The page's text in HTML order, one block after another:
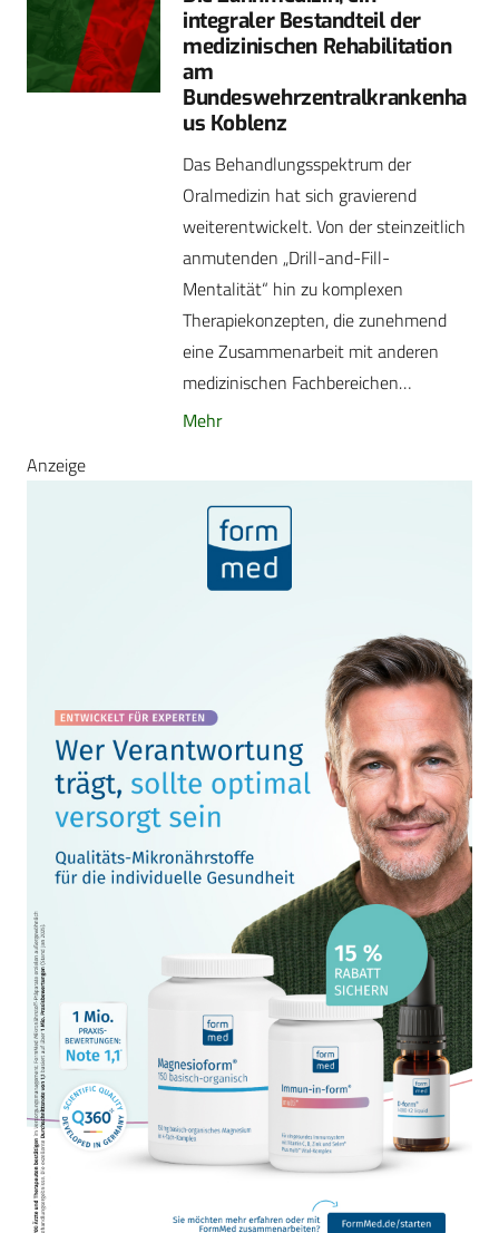
integraler Bestandteil der
medizinischen Rehabilitation
am
Bundeswehrzentralkrankenha
us Koblenz
Das Behandlungsspektrum der
Oralmedizin hat sich gravierend
weiterentwickelt. Von der steinzeitlich
anmutenden „Drill-and-Fill-
Mentalität“ hin zu komplexen
Therapiekonzepten, die zunehmend
eine Zusammenarbeit mit anderen
medizinischen Fachbereichen…
Mehr
Anzeige